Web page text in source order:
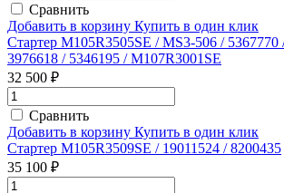
Сравнить
Добавить в корзину Купить в один клик
Стартер M105R3505SE / MS3-506 / 5367770
3976618 / 5346195 / M107R3001SE
32 500 ₽
Сравнить
Добавить в корзину Купить в один клик
Стартер M105R3509SE / 19011524 / 8200435
35 100 ₽